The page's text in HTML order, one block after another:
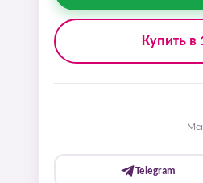
Купить в
Telegram